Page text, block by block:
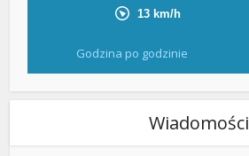
Godzina po godzinie
Wiadomości